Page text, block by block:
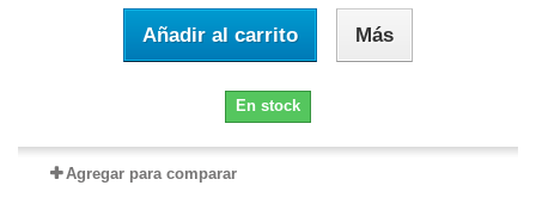
Añadir al carrito Más
En stock
Agregar para comparar